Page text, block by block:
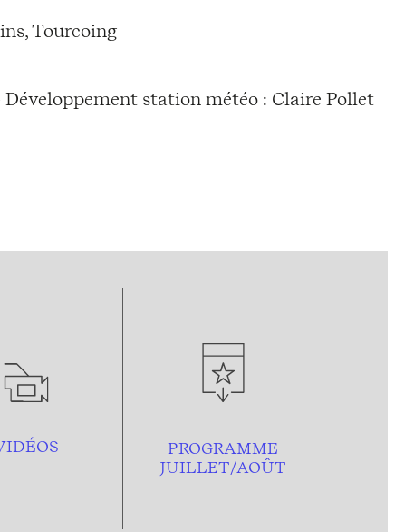
Tourcoing
› Développement station météo : Claire Pollet
PROGRAMME
JUILLET/AOÛT